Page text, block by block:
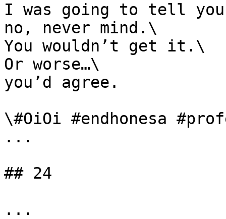
I was going to tell you
no, never mind.\
You wouldn’t get it.\
Or worse…\
you’d agree.
\#OiOi #endhonesa
...
## 24
...